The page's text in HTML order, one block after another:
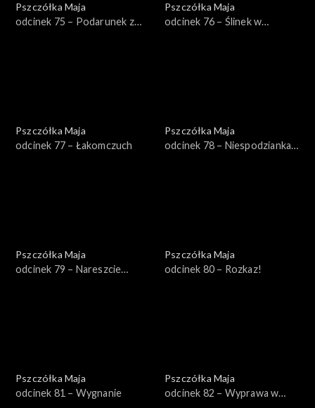
Pszczółka Maja
odcinek 75 – Podarunek z
Pszczółka Maja
odcinek 76 – Ślinek w
Pszczółka Maja
odcinek 77 – Łakomczuch
Pszczółka Maja
odcinek 78 – Niespodzianka
Pszczółka Maja
odcinek 79 – Nareszcie
Pszczółka Maja
odcinek 80 – Rozkaz!
Pszczółka Maja
odcinek 81 – Wygnanie
Pszczółka Maja
odcinek 82 – Wyprawa w